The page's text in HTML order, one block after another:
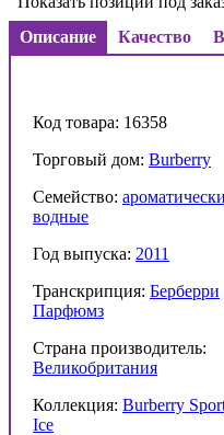
Описание
Качество
Код товара: 16358
Торговый дом: Burberry
Семейство:
водные
Год выпуска: 2011
Транскрипция: Берберри
Парфюмз
Страна производитель:
Великобритания
Коллекция: Burberry
Ice